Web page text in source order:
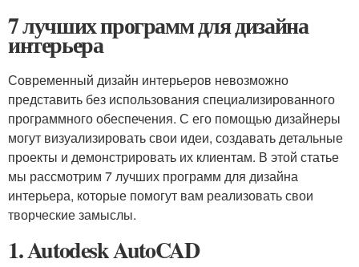
7 лучших программ для дизайна
интерьера
Современный дизайн интерьеров невозможно
представить без использования специализированного
программного обеспечения. С его помощью дизайнеры
могут визуализировать свои идеи, создавать детальные
проекты и демонстрировать их клиентам. В этой статье
мы рассмотрим 7 лучших программ для дизайна
интерьера, которые помогут вам реализовать свои
творческие замыслы.
1. Autodesk AutoCAD